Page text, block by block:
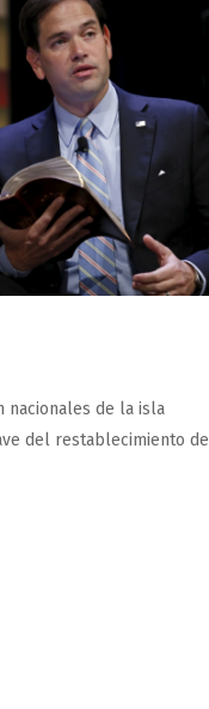
nacionales de la isla
del restablecimiento de